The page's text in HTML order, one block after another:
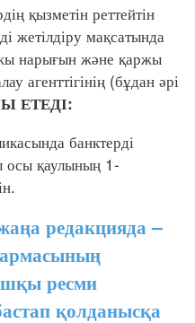
қызметін реттейтін
жетілдіру мақсатында
нарығын және қаржы
агенттігінің (бұдан әрі
ЕТЕДІ:
банктерді
осы қаулының 1-
редакцияда –
ресми
қолданысқа